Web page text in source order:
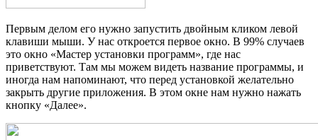
Первым делом его нужно запустить двойным кликом левой
клавиши мыши. У нас откроется первое окно. В 99% случаев
это окно «Мастер установки программ», где нас
приветствуют. Там мы можем видеть название программы, и
иногда нам напоминают, что перед установкой желательно
закрыть другие приложения. В этом окне нам нужно нажать
кнопку «Далее».